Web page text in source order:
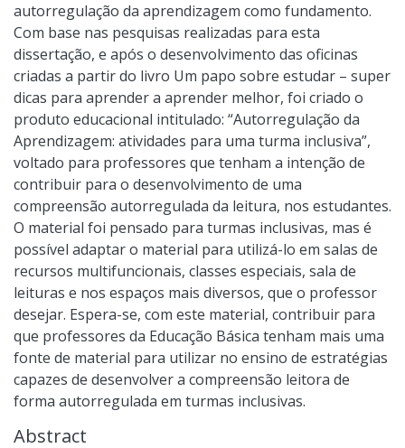
autorregulação da aprendizagem como fundamento.
Com base nas pesquisas realizadas para esta
dissertação, e após o desenvolvimento das oficinas
criadas a partir do livro Um papo sobre estudar – super
dicas para aprender a aprender melhor, foi criado o
produto educacional intitulado: “Autorregulação da
Aprendizagem: atividades para uma turma inclusiva”,
voltado para professores que tenham a intenção de
contribuir para o desenvolvimento de uma
compreensão autorregulada da leitura, nos estudantes.
O material foi pensado para turmas inclusivas, mas é
possível adaptar o material para utilizá-lo em salas de
recursos multifuncionais, classes especiais, sala de
leituras e nos espaços mais diversos, que o professor
desejar. Espera-se, com este material, contribuir para
que professores da Educação Básica tenham mais uma
fonte de material para utilizar no ensino de estratégias
capazes de desenvolver a compreensão leitora de
forma autorregulada em turmas inclusivas.
Abstract